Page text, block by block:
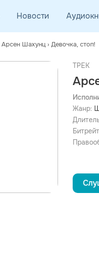
Новости
Арсен Шахунц › Девочка, cтоп!
ТРЕК
Жанр:
просмотра
оформления
После просмотра Вы сможете
дополнительной